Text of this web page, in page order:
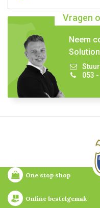
Vragen
Neem
053
One stop shop
Online bestelgemak